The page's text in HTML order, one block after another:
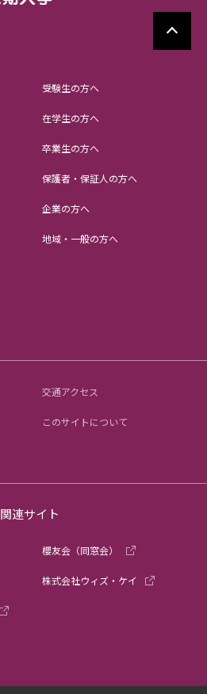
受験生の方へ
在学生の方へ
卒業生の方へ
保護者・保証人の方へ
企業の方へ
地域・一般の方へ
交通アクセス
このサイトについて
関連サイト
櫻友会（同窓会）
株式会社ウィズ・ケイ